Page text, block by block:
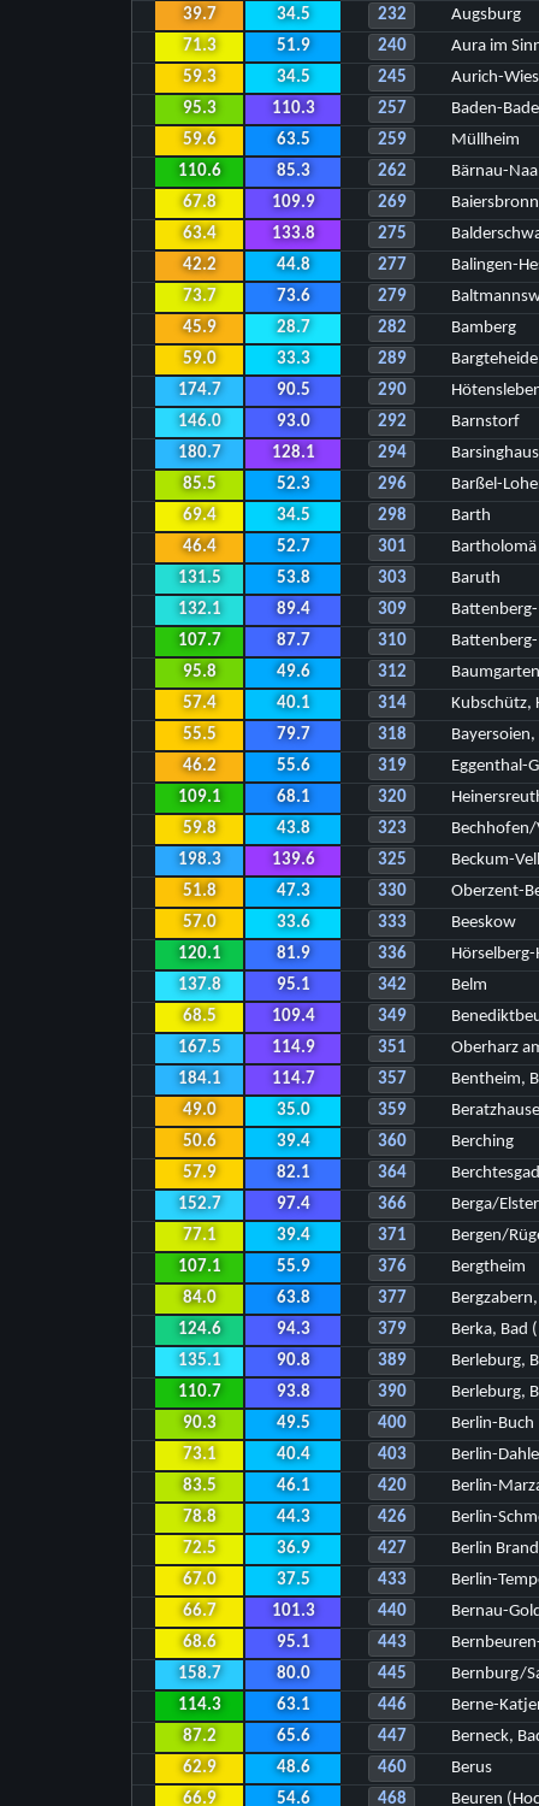
39.7 34.5 232
Augsburg
71.3
51.9 240
Aura im
59.3
34.5 245
Aurich-
95.3
110.3 257
Baden-
59.6
63.5 259
Müllheim
110.6
85.3 262
Bärnau-
67.8
109.9 269
63.4
133.8 275
42.2
44.8 277
Balingen-
73.7
73.6 279
45.9
28.7 282
Bamberg
59.0
33.3 289
Bargteheide
174.7
90.5 290
146.0
93.0 292
Barnstorf
180.7
128.1 294
85.5
52.3 296
Barßel-
69.4
34.5 298
Barth
46.4
52.7 301
Bartholomä
131.5
53.8 303
Baruth
132.1
89.4 309
107.7
87.7 310
95.8
49.6 312
57.4
40.1 314
Kubschütz,
55.5
79.7 318
Bayersoien,
46.2
55.6 319
Eggenthal-
109.1
68.1 320
59.8
43.8 323
198.3
139.6 325
Beckum-
51.8
47.3 330
Oberzent-
57.0
33.6 333
Beeskow
120.1
81.9 336
137.8
95.1 342
Belm
68.5
109.4 349
167.5
114.9 351
Oberharz
184.1
114.7 357
Bentheim,
49.0
35.0 359
50.6
39.4 360
Berching
57.9
82.1 364
152.7
97.4 366
Berga/Elster
77.1
39.4 371
Bergen/
107.1
55.9 376
Bergtheim
84.0
63.8 377
124.6
94.3 379
Berka, Bad
135.1
90.8 389
Berleburg,
110.7
93.8 390
Berleburg,
90.3
49.5 400
Berlin-Buch
73.1
40.4 403
Berlin-
83.5
46.1 420
Berlin-
78.8
44.3 426
Berlin-
72.5
36.9 427
Berlin
67.0
37.5 433
Berlin-
66.7
101.3 440
Bernau-
68.6
95.1 443
158.7
80.0 445
Bernburg/
114.3
63.1 446
Berne-
87.2
65.6 447
Berneck,
62.9
48.6 460
Berus
66.9
54.6 468
Beuren